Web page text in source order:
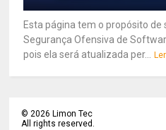
Esta página tem o propósito
Segurança Ofensiva de
pois ela será atualizada per...
©2026 Limon Tec
All rights reserved.